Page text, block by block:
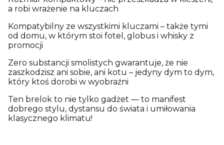
a robi wrażenie na kluczach
Kompatybilny ze wszystkimi kluczami – także tymi
od domu, w którym stoi fotel, globus i whisky z
promocji
Zero substancji smolistych gwarantuje, że nie
zaszkodzisz ani sobie, ani kotu – jedyny dym to dym,
który ktoś dorobi w wyobraźni
Ten brelok to nie tylko gadżet — to manifest
dobrego stylu, dystansu do świata i umiłowania
klasycznego klimatu!